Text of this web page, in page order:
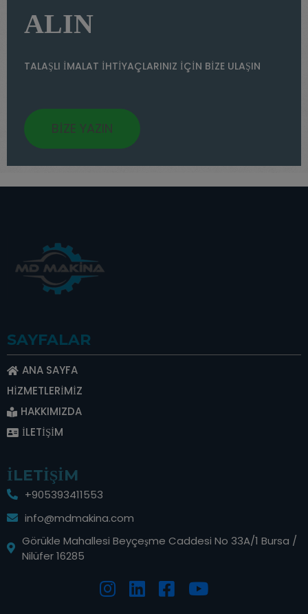
ALIN
TALAŞLI İMALAT İHTİYAÇLARINIZ İÇİN BİZE ULAŞIN
BİZE YAZIN
SAYFALAR
ANA SAYFA
HIZMETLERIMIZ
HAKKIMIZDA
İLETIŞIM
ILETIŞIM
+905393411553
info@mdmakina.com
Görükle Mahallesi Beyçeşme Caddesi No 33A/1 Bursa /
Nilüfer 16285